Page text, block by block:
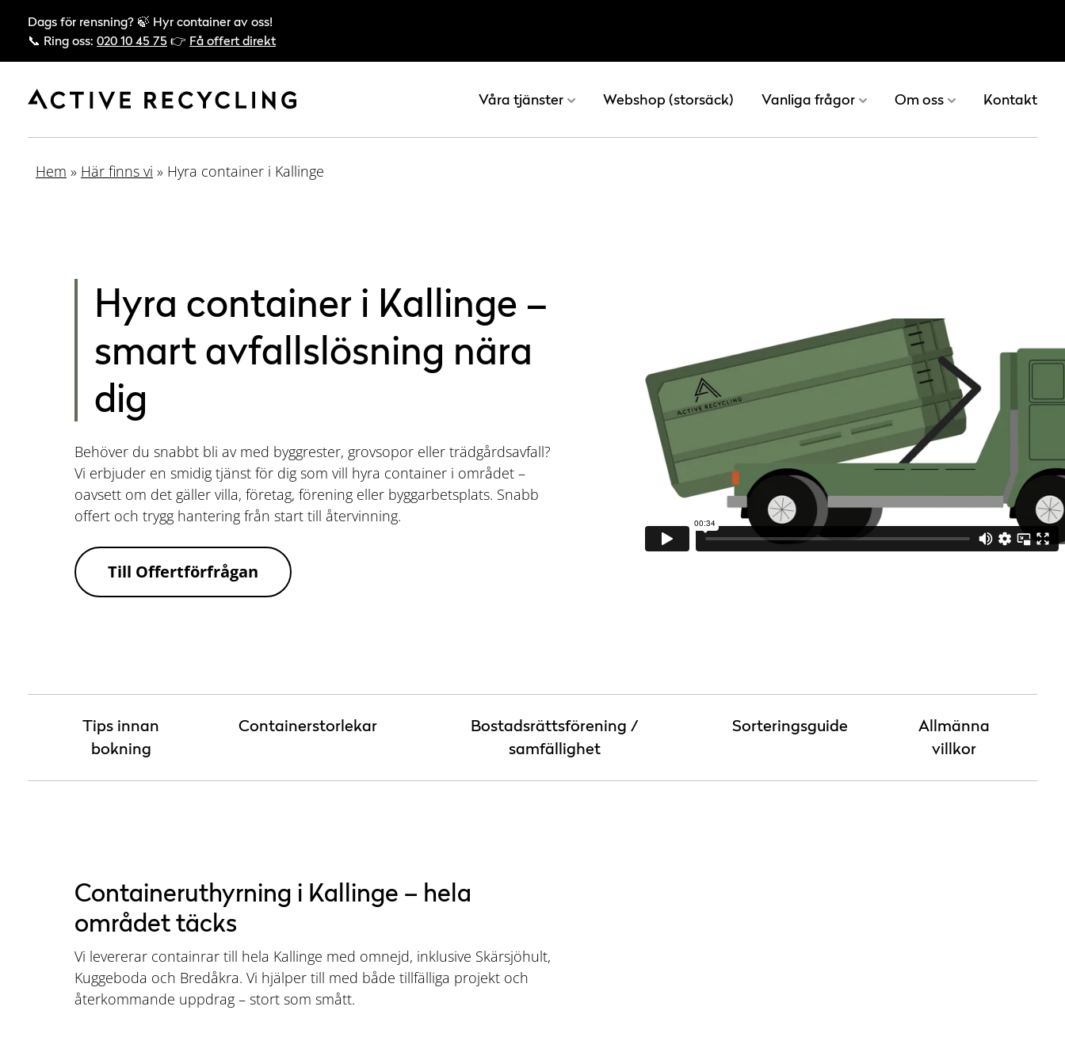
Dags för rensning? 🍃 Hyr container av oss!
📞 Ring oss: 020 10 45 75 👉 Få offert direkt
Våra tjänster Webshop (storsäck) Vanliga frågor Om oss Kontakt
Hem » Här finns vi » Hyra container i Kallinge
Hyra container i Kallinge –
smart avfallslösning nära
dig
Behöver du snabbt bli av med byggrester, grovsopor eller trädgårdsavfall?
Vi erbjuder en smidig tjänst för dig som vill hyra container i området –
oavsett om det gäller villa, företag, förening eller byggarbetsplats. Snabb
offert och trygg hantering från start till återvinning.
Till Offertförfrågan
Tips innan
bokning
Containerstorlekar
Bostadsrättsförening /
samfällighet
Sorteringsguide
Allmänna
villkor
Containeruthyrning i Kallinge – hela
området täcks
Vi levererar containrar till hela Kallinge med omnejd, inklusive Skärsjöhult,
Kuggeboda och Bredåkra. Vi hjälper till med både tillfälliga projekt och
återkommande uppdrag – stort som smått.